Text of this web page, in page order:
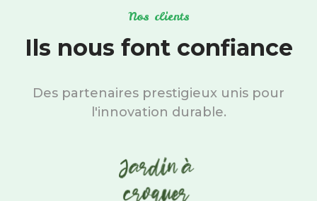
Nos clients
Ils nous font confiance
Des partenaires prestigieux unis pour
l'innovation durable.